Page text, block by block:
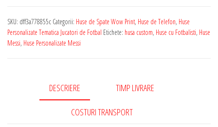
Personalizata
cu
SKU: dff3a778855c Categorii: Huse de Spate Wow Print, Huse de Telefon, Huse
Personalizate Tematica Jucatori de Fotbal Etichete: husa custom, Huse cu Fotbalisti, Huse
Messi, Huse Personalizate Messi
DESCRIERE TIMP LIVRARE
COSTURI TRANSPORT